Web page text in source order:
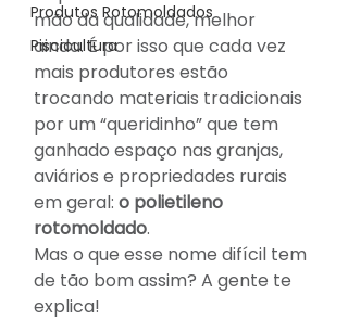
Produtos Rotomoldados
Piscicultura
mão da qualidade, melhor
ainda. É por isso que cada vez
mais produtores estão
trocando materiais tradicionais
por um “queridinho” que tem
ganhado espaço nas granjas,
aviários e propriedades rurais
em geral: o polietileno
rotomoldado.
Mas o que esse nome difícil tem
de tão bom assim? A gente te
explica!